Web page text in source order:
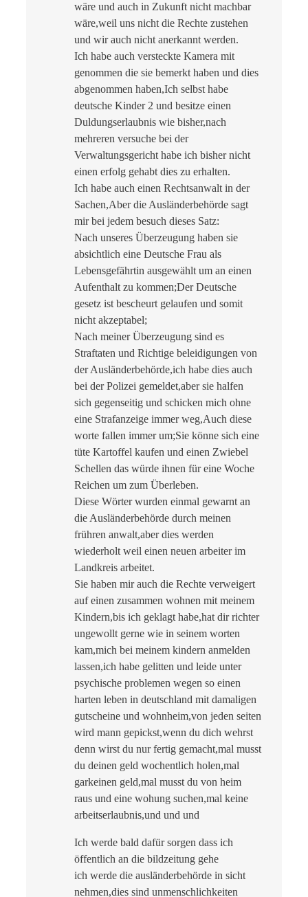
wäre und auch in Zukunft nicht machbar
wäre,weil uns nicht die Rechte zustehen
und wir auch nicht anerkannt werden.
Ich habe auch versteckte Kamera mit
genommen die sie bemerkt haben und dies
abgenommen haben,Ich selbst habe
deutsche Kinder 2 und besitze einen
Duldungserlaubnis wie bisher,nach
mehreren versuche bei der
Verwaltungsgericht habe ich bisher nicht
einen erfolg gehabt dies zu erhalten.
Ich habe auch einen Rechtsanwalt in der
Sachen,Aber die Ausländerbehörde sagt
mir bei jedem besuch dieses Satz:
Nach unseres Überzeugung haben sie
absichtlich eine Deutsche Frau als
Lebensgefährtin ausgewählt um an einen
Aufenthalt zu kommen;Der Deutsche
gesetz ist bescheurt gelaufen und somit
nicht akzeptabel;
Nach meiner Überzeugung sind es
Straftaten und Richtige beleidigungen von
der Ausländerbehörde,ich habe dies auch
bei der Polizei gemeldet,aber sie halfen
sich gegenseitig und schicken mich ohne
eine Strafanzeige immer weg,Auch diese
worte fallen immer um;Sie könne sich eine
tüte Kartoffel kaufen und einen Zwiebel
Schellen das würde ihnen für eine Woche
Reichen um zum Überleben.
Diese Wörter wurden einmal gewarnt an
die Ausländerbehörde durch meinen
frühren anwalt,aber dies werden
wiederholt weil einen neuen arbeiter im
Landkreis arbeitet.
Sie haben mir auch die Rechte verweigert
auf einen zusammen wohnen mit meinem
Kindern,bis ich geklagt habe,hat dir richter
ungewollt gerne wie in seinem worten
kam,mich bei meinem kindern anmelden
lassen,ich habe gelitten und leide unter
psychische problemen wegen so einen
harten leben in deutschland mit damaligen
gutscheine und wohnheim,von jeden seiten
wird mann gepickst,wenn du dich wehrst
denn wirst du nur fertig gemacht,mal musst
du deinen geld wochentlich holen,mal
garkeinen geld,mal musst du von heim
raus und eine wohung suchen,mal keine
arbeitserlaubnis,und und und
Ich werde bald dafür sorgen dass ich
öffentlich an die bildzeitung gehe
ich werde die ausländerbehörde in sicht
nehmen,dies sind unmenschlichkeiten